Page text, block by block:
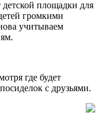
детской площадки для
громкими
учитываем
где будет
с друзьями.